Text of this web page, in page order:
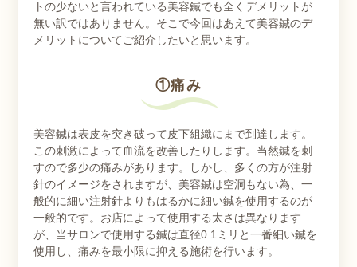
トの少ないと言われている美容鍼でも全くデメリットが
無い訳ではありません。そこで今回はあえて美容鍼のデ
メリットについてご紹介したいと思います。
①痛み
美容鍼は表皮を突き破って皮下組織にまで到達します。
この刺激によって血流を改善したりします。当然鍼を刺
すので多少の痛みがあります。しかし、多くの方が注射
針のイメージをされますが、美容鍼は空洞もない為、一
般的に細い注射針よりもはるかに細い鍼を使用するのが
一般的です。お店によって使用する太さは異なります
が、当サロンで使用する鍼は直径0.1ミリと一番細い鍼を
使用し、痛みを最小限に抑える施術を行います。